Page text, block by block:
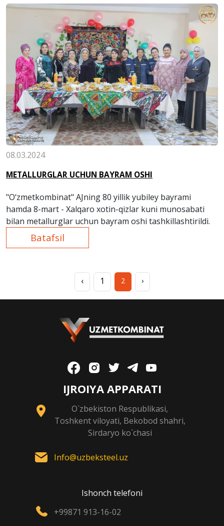
08.03.2024
METALLURGLAR UCHUN BAYRAM OSHI
"O‘zmetkombinat" AJning 80 yillik yubiley bayrami
hamda 8-mart - Xalqaro xotin-qizlar kuni munosabati
bilan metallurglar uchun bayram oshi tashkillashtirildi.
Batafsil
‹ 1 2 ›
IJROIYA APPARATI
O`zbekiston Respublikasi,
Toshkent viloyati, Bekobod shahri,
Sirdaryo ko`chasi
Info@uzbeksteel.uz
Ishonch telefoni
+99871 913-16-02